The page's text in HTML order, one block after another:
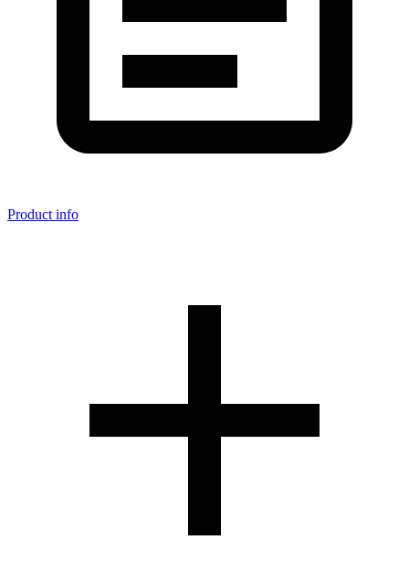
Product info